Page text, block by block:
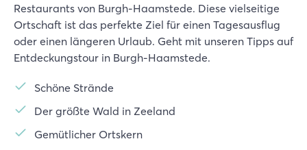
Restaurants von Burgh-Haamstede. Diese vielseitige
Ortschaft ist das perfekte Ziel für einen Tagesausflug
oder einen längeren Urlaub. Geht mit unseren Tipps auf
Entdeckungstour in Burgh-Haamstede.
Schöne Strände
Der größte Wald in Zeeland
Gemütlicher Ortskern